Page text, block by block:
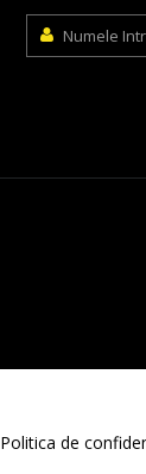
Numele
Intreg
Politica de